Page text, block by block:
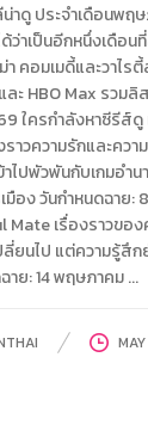
น่าดู ประจำเดือนพ
ว่าเป็นอีกหนึ่งเดือ
า คอมเมดี้และวา
ะ HBO Max รวมลิ
ใครกำลังหาซีรีส์ดู
ราวความรักและคว
ไปพัวพันกับเกมอำ
เมือง วันกำหนดฉา
Mate เรื่องราวขอ
ลี่ยนไป แต่ความรู้สึ
าย: 14 พฤษภาคม ...